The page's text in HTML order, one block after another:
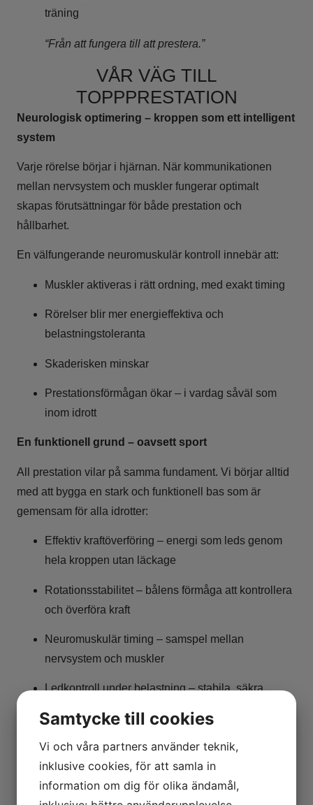
träning
“Från att fungera till att prestera.”
VÅR VÄG TILL
TOPPPRESTATION
Neurologisk optimering – kroppen som ett intelligent
system
Varje rörelse börjar i hjärnan. När kommunikationen
mellan nervsystem och muskler fungerar optimalt
skapas förutsättningar för både prestation och
hållbarhet.
En välfungerande neuromuskulär kontroll innebär att:
Muskler aktiveras i rätt ordning, med exakt timing
Rörelser blir mer energieffektiva och
belastningstoleranta
Skaderisken minskar
Prestationsförmågan ökar – i vardag såväl som
inom idrott
En funktionell grund – oavsett sport
All prestation vilar på samma fundament. Vi börjar alltid
med att bygga en stark och funktionell bas som är
gemensam för alla idrotter:
Effektiv kraftöverföring – energi som leds genom
hela kroppen utan läckage
Rotationsstabilitet – bålens förmåga att kontrollera
och överföra kraft
Neuromuskulär timing – samspel mellan
nervsystem och muskler
Ledkontroll under belastning – stabila, säkra
Jag hjälper dig att bli av med rygg-, nack- och
Samtycke till cookies
Vi och våra partners använder teknik,
inklusive cookies, för att samla in
information om dig för olika ändamål,